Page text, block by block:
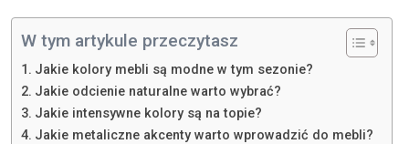
W tym artykule przeczytasz
Jakie kolory mebli są modne w tym sezonie?
Jakie odcienie naturalne warto wybrać?
Jakie intensywne kolory są na topie?
Jakie metaliczne akcenty warto wprowadzić do mebli?